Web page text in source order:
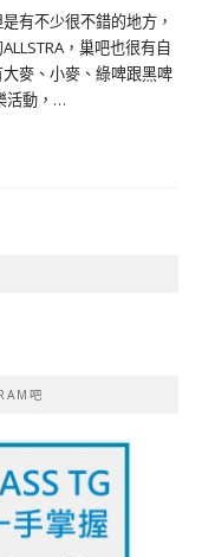
有不少很不錯的地方，
，巢吧也很有自
麥、小麥、綠啤跟黑啤
活動，…
吧